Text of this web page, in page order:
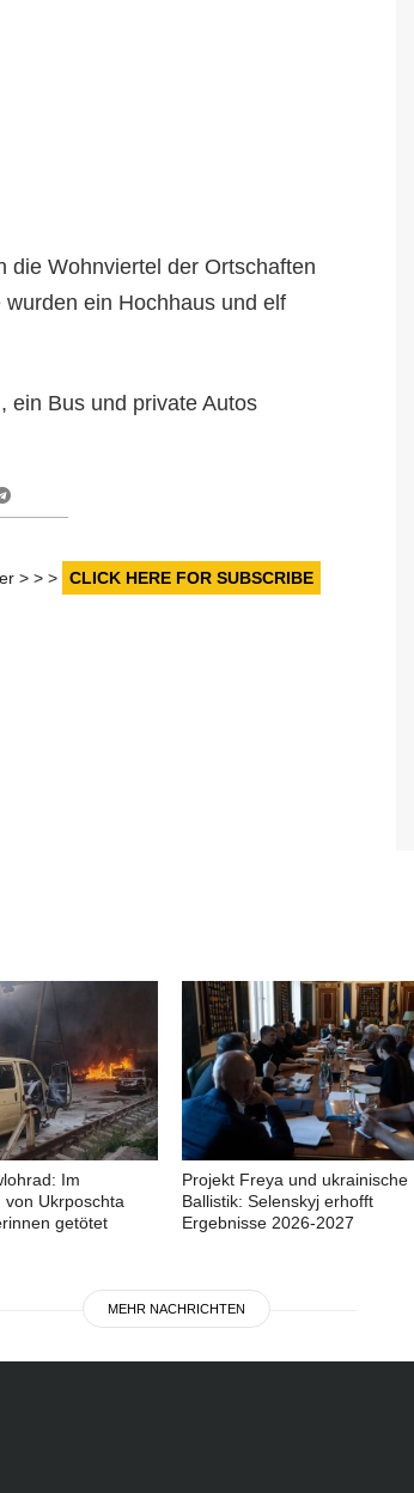
die Wohnviertel der Ortschaften
ein Hochhaus und elf
ein Bus und private Autos
> > > CLICK HERE FOR SUBSCRIBE
Im
Ukrposchta
getötet
Projekt Freya und ukrainische
Ballistik: Selenskyj erhofft
Ergebnisse 2026-2027
MEHR NACHRICHTEN